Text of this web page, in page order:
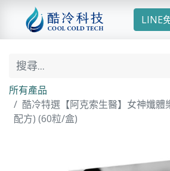
LINE
所有產品
酷冷特選【阿克索生醫】女神孅體
配方) (60粒/盒)